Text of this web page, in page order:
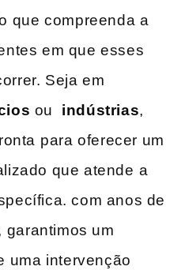
que compreenda a
em que esses
Seja em
ou ​ indústrias,
para oferecer um
que atende ⁢a
com ‍anos de​
⁢garantimos um
⁣uma intervenção